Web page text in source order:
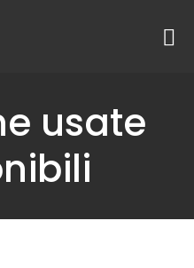
usate